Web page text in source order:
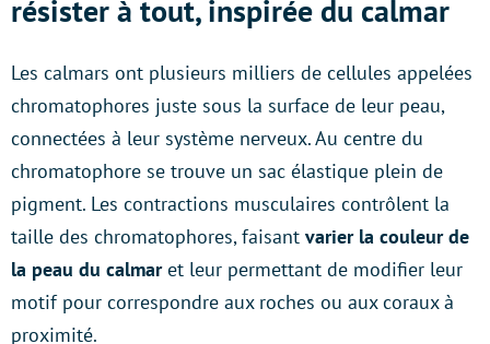
résister à tout, inspirée du calmar
Les calmars ont plusieurs milliers de cellules appelées
chromatophores juste sous la surface de leur peau,
connectées à leur système nerveux. Au centre du
chromatophore se trouve un sac élastique plein de
pigment. Les contractions musculaires contrôlent la
taille des chromatophores, faisant varier la couleur de
la peau du calmaret leur permettant de modifier leur
motif pour correspondre aux roches ou aux coraux à
proximité.